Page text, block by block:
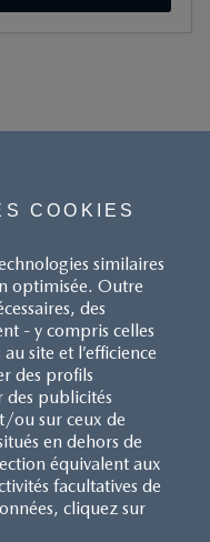
COOKIES
similaires
optimisée. Outre
des
- y compris celles
site et l’efficience
des profils
des publicités
ou sur ceux de
en dehors de
équivalent aux
facultatives de
cliquez sur